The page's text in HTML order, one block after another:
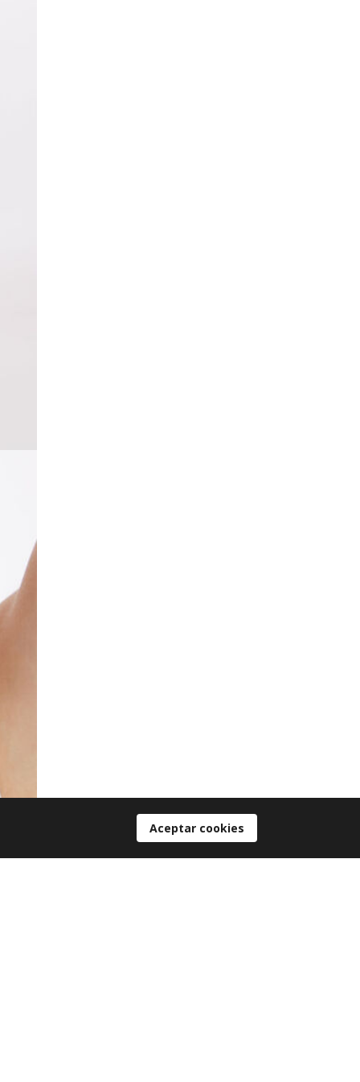
Aceptar cookies